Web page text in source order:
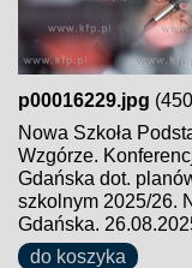
p00016229.jpg
Nowa Szkoła
Wzgórze.
Gdańska dot.
szkolnym 2025/26.
Gdańska.
do koszyka